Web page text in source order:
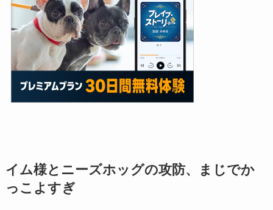
イム様とニーズホッグの攻防、まじでか
っこよすぎ